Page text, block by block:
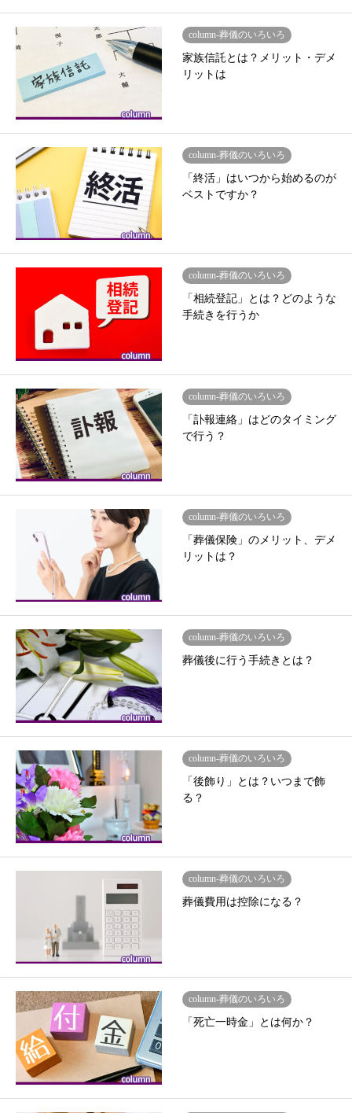
column-葬儀のいろいろ
家族信託とは？メリット・デメ
リットは
column-葬儀のいろいろ
「終活」はいつから始めるのが
ベストですか？
column-葬儀のいろいろ
「相続登記」とは？どのような
手続きを行うか
column-葬儀のいろいろ
「訃報連絡」はどのタイミング
で行う？
column-葬儀のいろいろ
「葬儀保険」のメリット、デメ
リットは？
column-葬儀のいろいろ
葬儀後に行う手続きとは？
column-葬儀のいろいろ
「後飾り」とは？いつまで飾
る？
column-葬儀のいろいろ
葬儀費用は控除になる？
column-葬儀のいろいろ
「死亡一時金」とは何か？